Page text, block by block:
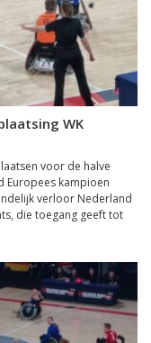
WK
voor de halve
Europees kampioen
verloor Nederland
die toegang geeft tot